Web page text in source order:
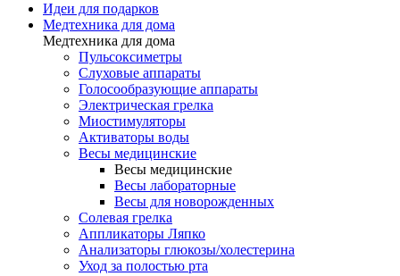
Идеи для подарков
Медтехника для дома
Медтехника для дома
Пульсоксиметры
Слуховые аппараты
Голосообразующие аппараты
Электрическая грелка
Миостимуляторы
Активаторы воды
Весы медицинские
Весы медицинские
Весы лабораторные
Весы для новорожденных
Солевая грелка
Аппликаторы Ляпко
Анализаторы глюкозы/холестерина
Уход за полостью рта